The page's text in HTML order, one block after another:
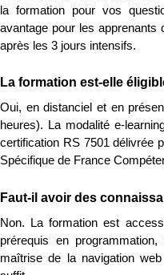
la formation pour vos
avantage pour les apprenants
après les 3 jours intensifs.
La formation est-elle
Oui, en distanciel et en
heures). La modalité e-
certification RS 7501 délivrée
Spécifique de France
Faut-il avoir des
Non. La formation est
prérequis en
maîtrise de la navigation